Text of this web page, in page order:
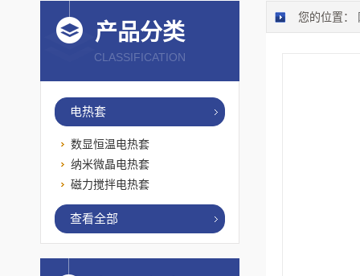
您的位置：
产品分类
CLASSIFICATION
电热套
数显恒温电热套
纳米微晶电热套
磁力搅拌电热套
查看全部